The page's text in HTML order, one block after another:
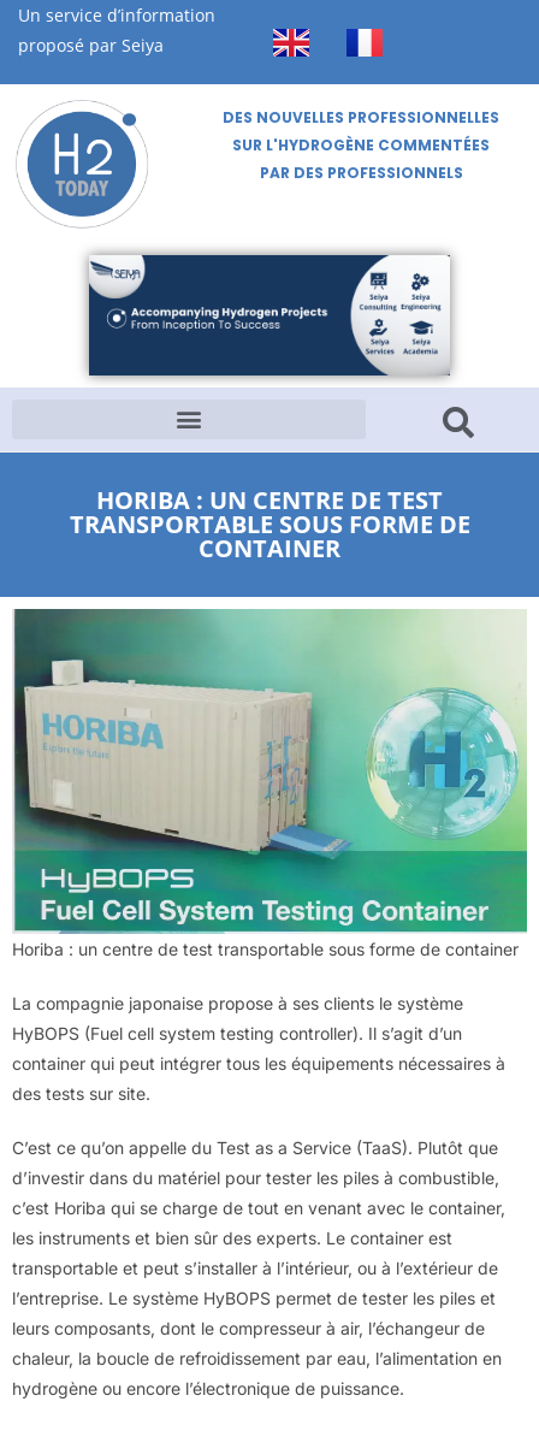
Un service d’information
proposé par Seiya
DES NOUVELLES PROFESSIONNELLES
SUR L'HYDROGÈNE COMMENTÉES
PAR DES PROFESSIONNELS
HORIBA : UN CENTRE DE TEST
TRANSPORTABLE SOUS FORME DE
CONTAINER
Horiba : un centre de test transportable sous forme de container
La compagnie japonaise propose à ses clients le système
HyBOPS (Fuel cell system testing controller). Il s’agit d’un
container qui peut intégrer tous les équipements nécessaires à
des tests sur site.
C’est ce qu’on appelle du Test as a Service (TaaS). Plutôt que
d’investir dans du matériel pour tester les piles à combustible,
c’est Horiba qui se charge de tout en venant avec le container,
les instruments et bien sûr des experts. Le container est
transportable et peut s’installer à l’intérieur, ou à l’extérieur de
l’entreprise. Le système HyBOPS permet de tester les piles et
leurs composants, dont le compresseur à air, l’échangeur de
chaleur, la boucle de refroidissement par eau, l’alimentation en
hydrogène ou encore l’électronique de puissance.